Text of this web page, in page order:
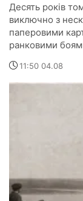
Десять років
виключно з
паперовими
ранковими
11:50 04.08